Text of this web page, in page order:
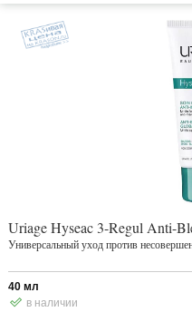
Uriage Hyseac 3-Regul Anti-
Универсальный уход против
40 мл
в наличии